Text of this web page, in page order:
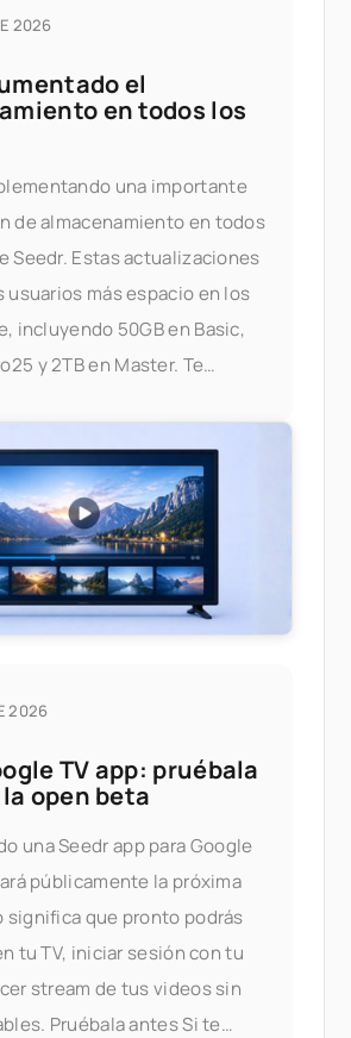
2026
el
en todos los
una importante
de almacenamiento en todos
Seedr. Estas actualizaciones
usuarios más espacio en los
incluyendo 50GB en Basic,
y 2TB en Master. Te
preocuparte por los límites.
Aquí te mostramos
2026
TV app: pruébala
open beta
una Seedr app para Google
públicamente la próxima
significa que pronto podrás
tu TV, iniciar sesión con tu
stream de tus videos sin
Pruébala antes Si te